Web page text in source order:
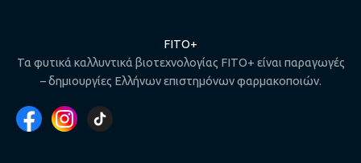
FITO+
Τα φυτικά καλλυντικά βιοτεχνολογίας FITO+ είναι παραγωγές
– δημιουργίες Ελλήνων επιστημόνων φαρμακοποιών.